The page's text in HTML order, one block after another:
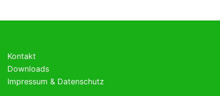
Kontakt
Downloads
Impressum & Datenschutz